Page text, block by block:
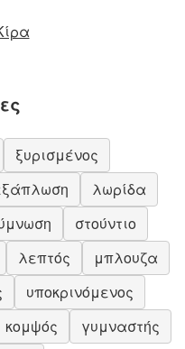
ξυρισμένος
λωρίδα
στούντιο
λεπτός
μπλουζα
υποκρινόμενος
κομψός
γυμναστής